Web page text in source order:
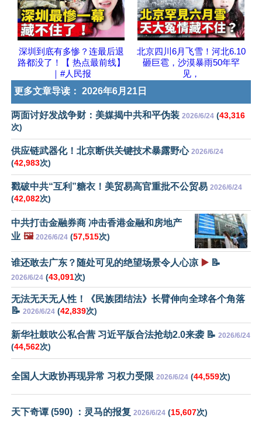
深圳到底有多惨？连最后退
路都没了！【 热点最前线】
｜#人民报
北京四川6月飞雪！河北6.10
砸巨雹，沙漠暴雨50年罕
见，
更多文章导读： 2026年6月21日
两面讨好发战争财：美媒揭中共和平伪装 2026/6/24 (43,316
次)
供应链武器化！北京断供关键技术暴露野心 2026/6/24
(42,983次)
戳破中共“互利”糖衣！美贸易高官重批不公贸易 2026/6/24
(42,082次)
中共打击金融券商 冲击香港金融和房地产
业 🖼️ 2026/6/24 (57,515次)
谁还敢去广东？随处可见的绝望场景令人心凉 ▶️ 📝
2026/6/24 (43,091次)
无法无天无人性！《民族团结法》长臂伸向全球各个角落
📝 2026/6/24 (42,839次)
新华社鼓吹公私合营 习近平版合法抢劫2.0来袭 📝 2026/6/24
(44,562次)
全国人大政协再现异常 习权力受限 2026/6/24 (44,559次)
天下奇谭 (590) ：灵马的报复 2026/6/24 (15,607次)